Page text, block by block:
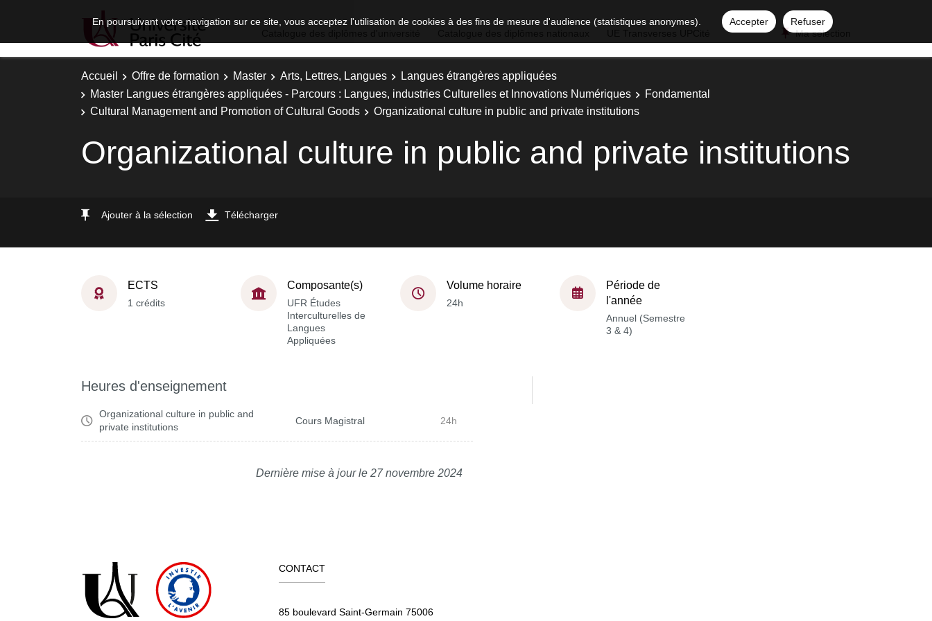
En poursuivant votre navigation sur ce site, vous acceptez l'utilisation de cookies à des fins de mesure d'audience (statistiques anonymes). Accepter
Refuser
Ma sélection
Accueil Offre de formation Master Arts, Lettres, Langues
Langues étrangères appliquées
Master Langues étrangères appliquées - Parcours : Langues, industries Culturelles et Innovations Numériques
Fondamental
Cultural Management and Promotion of Cultural Goods
Organizational culture in public and private institutions
Organizational culture in public and private institutions
Ajouter à la sélection Télécharger
ECTS
1 crédits
Composante(s)
UFR Études
Interculturelles de
Langues
Appliquées
Volume horaire
24h
Période de
l'année
Annuel (Semestre
3 & 4)
Heures d'enseignement
Organizational culture in public and
private institutions
Cours Magistral 24h
Dernière mise à jour le 27 novembre 2024
CONTACT
85 boulevard Saint-Germain 75006